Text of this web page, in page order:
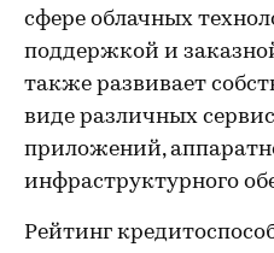
сфере облачных
поддержкой и
также развивает
виде различных
приложений,
инфраструктурного
Рейтинг